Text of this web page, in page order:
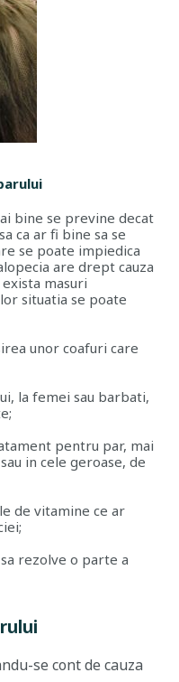
bine se previne decat
ca ar fi bine sa se
se poate impiedica
are drept cauza
masuri
situatia se poate
unor coafuri care
la femei sau barbati,
pentru par, mai
in cele geroase, de
de vitamine ce ar
rezolve o parte a
se cont de cauza